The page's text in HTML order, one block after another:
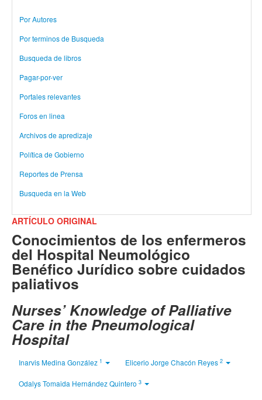
Por Autores
Por terminos de Busqueda
Busqueda de libros
Pagar-por-ver
Portales relevantes
Foros en linea
Archivos de apredizaje
Política de Gobierno
Reportes de Prensa
Busqueda en la Web
ARTÍCULO ORIGINAL
Conocimientos de los enfermeros
del Hospital Neumológico
Benéfico Jurídico sobre cuidados
paliativos
Nurses’ Knowledge of Palliative
Care in the Pneumological
Hospital
Inarvis Medina González 1 Elicerio Jorge Chacón Reyes 2
Odalys Tomaida Hernández Quintero 3